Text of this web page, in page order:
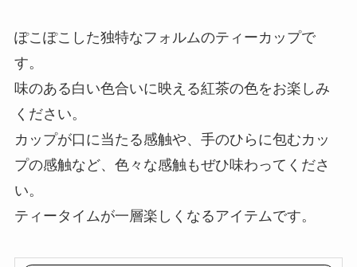
ぽこぽこした独特なフォルムのティーカップで
す。
味のある白い色合いに映える紅茶の色をお楽しみ
ください。
カップが口に当たる感触や、手のひらに包むカッ
プの感触など、色々な感触もぜひ味わってくださ
い。
ティータイムが一層楽しくなるアイテムです。